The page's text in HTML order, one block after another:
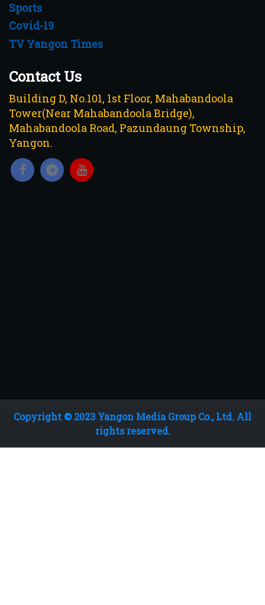
Sports
Covid-19
TV Yangon Times
Contact Us
Building D, No.101, 1st Floor, Mahabandoola
Tower(Near Mahabandoola Bridge),
Mahabandoola Road, Pazundaung Township,
Yangon.
Copyright © 2023 Yangon Media Group Co., Ltd. All
rights reserved.